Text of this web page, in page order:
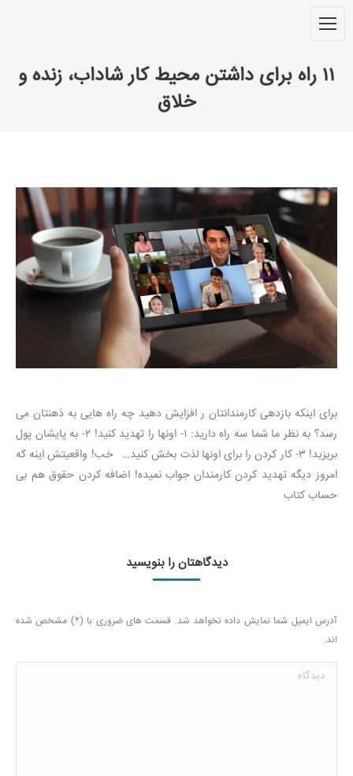
۱۱ راه برای داشتن محیط کار شاداب، زنده و
خلاق
برای اینکه بازدهی کارمندانتان ر افزایش دهید چه راه هایی به ذهنتان می
رسد؟ به نظر ما شما سه راه دارید: ۱- اونها را تهدید کنید! ۲- به پایشان پول
بریزید! ۳- کار کردن را برای اونها لذت بخش کنید… خب! واقعیتش اینه که
امروز دیگه تهدید کردن کارمندان جواب نمیده! اضافه کردن حقوق هم بی
حساب کتاب
دیدگاهتان را بنویسید
آدرس ایمیل شما نمایش داده نخواهد شد. قسمت های ضروری با (*) مشخص شده
اند.
دیدگاه